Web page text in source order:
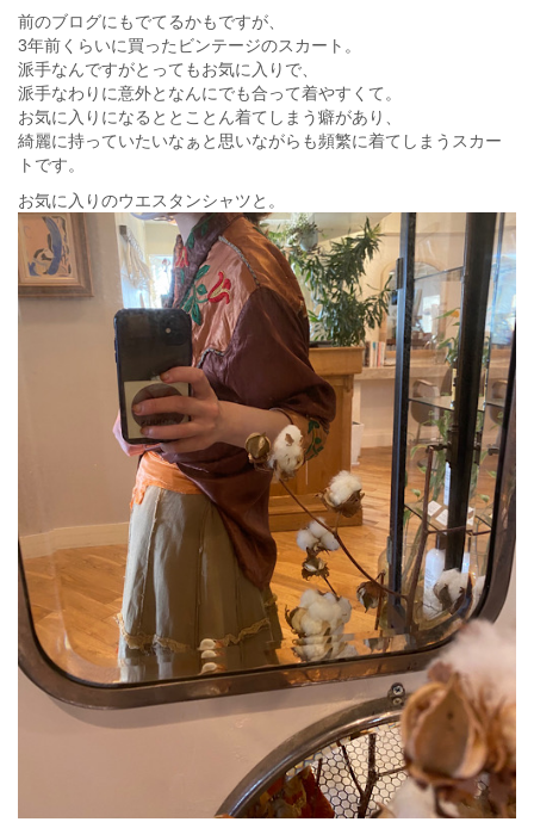
前のブログにもでてるかもですが、
3年前くらいに買ったビンテージのスカート。
派手なんですがとってもお気に入りで、
派手なわりに意外となんにでも合って着やすくて。
お気に入りになるととことん着てしまう癖があり、
綺麗に持っていたいなぁと思いながらも頻繁に着てしまうスカー
トです。
お気に入りのウエスタンシャツと。